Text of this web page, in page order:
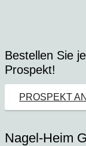
Bestellen Sie
Prospekt!
PROSPEKT
Nagel-Heim